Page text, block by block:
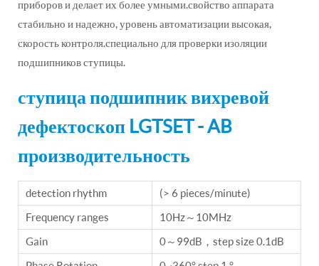
приборов и делает их более умными.свойство аппарата
стабильно и надежно, уровень автоматизации высокая,
скорость контроля.специально для проверки изоляции
подшипников ступицы.
ступица подшипник вихревой
дефектоскоп LGTSET - AB
производительность
detection rhythm
(> 6 pieces/minute)
Frequency ranges
10Hz～10MHz
Gain
0～99dB，step size 0.1dB